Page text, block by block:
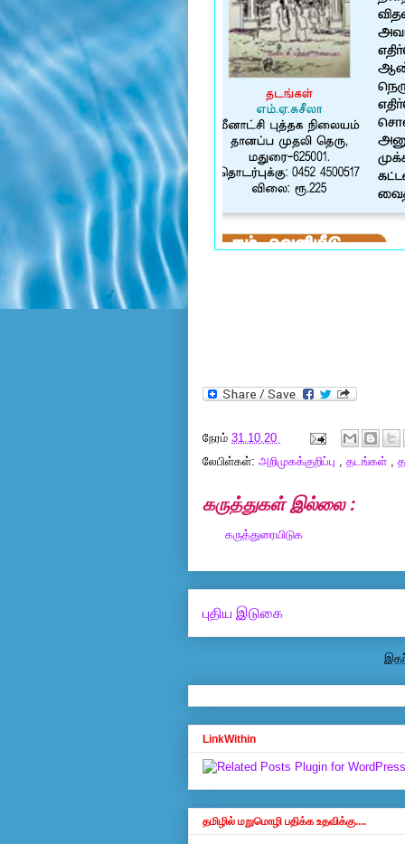
நேரம் 31.10.20
லேபிள்கள்: அறிமுகக்குறிப்பு , தடங்கள் ,
கருத்துகள் இல்லை :
கருத்துரையிடுக
புதிய இடுகை
LinkWithin
தமிழில் மறுமொழி பதிக்க உதவிக்கு....